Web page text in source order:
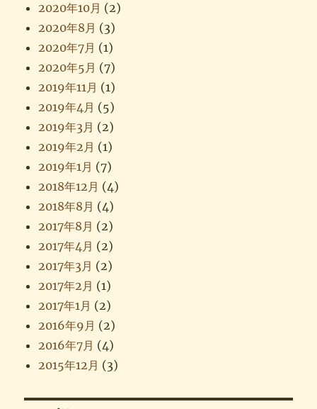
2020年10月 (2)
2020年8月 (3)
2020年7月 (1)
2020年5月 (7)
2019年11月 (1)
2019年4月 (5)
2019年3月 (2)
2019年2月 (1)
2019年1月 (7)
2018年12月 (4)
2018年8月 (4)
2017年8月 (2)
2017年4月 (2)
2017年3月 (2)
2017年2月 (1)
2017年1月 (2)
2016年9月 (2)
2016年7月 (4)
2015年12月 (3)